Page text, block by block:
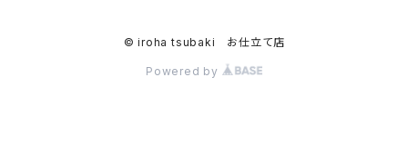
© iroha tsubaki お仕立て店
Powered by